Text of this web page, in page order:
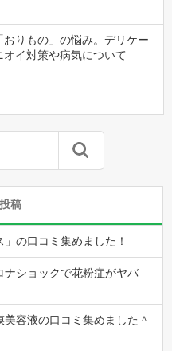
おりもの」の悩み。デリケー
オイ対策や病気について
稿
の口コミ集めました！
ショックで花粉症がヤバ
美容液の口コミ集めました＾